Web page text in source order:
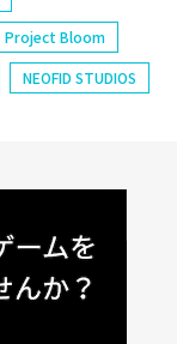
Project Bloom
NEOFID STUDIOS